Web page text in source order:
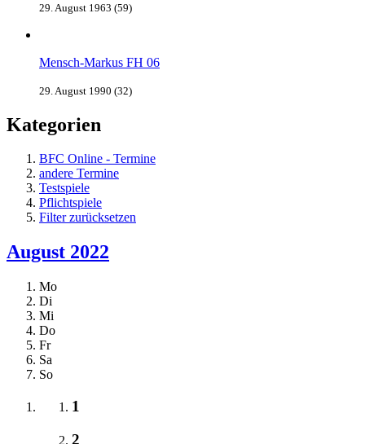
29. August 1963 (59)
Mensch-Markus FH 06
29. August 1990 (32)
Kategorien
BFC Online - Termine
andere Termine
Testspiele
Pflichtspiele
Filter zurücksetzen
August 2022
Mo
Di
Mi
Do
Fr
Sa
So
1
2